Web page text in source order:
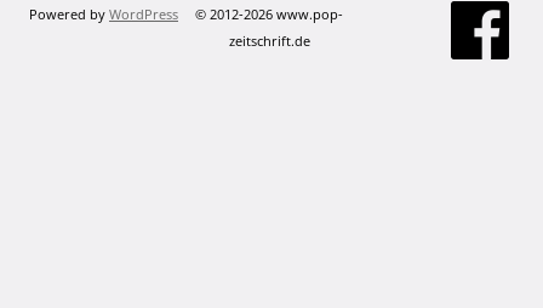
Powered by WordPress
© 2012-2026 www.pop-
zeitschrift.de